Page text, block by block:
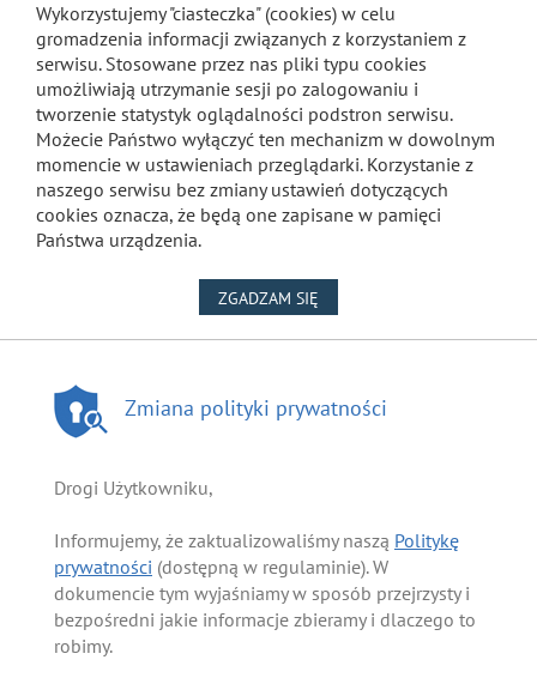
Wykorzystujemy "ciasteczka" (cookies) w celu
gromadzenia informacji związanych z korzystaniem z
serwisu. Stosowane przez nas pliki typu cookies
umożliwiają utrzymanie sesji po zalogowaniu i
tworzenie statystyk oglądalności podstron serwisu.
Możecie Państwo wyłączyć ten mechanizm w dowolnym
momencie w ustawieniach przeglądarki. Korzystanie z
naszego serwisu bez zmiany ustawień dotyczących
cookies oznacza, że będą one zapisane w pamięci
Państwa urządzenia.
ZGADZAM SIĘ
Zmiana polityki prywatności
Drogi Użytkowniku,
Informujemy, że zaktualizowaliśmy naszą Politykę
prywatności (dostępną w regulaminie). W
dokumencie tym wyjaśniamy w sposób przejrzysty i
bezpośredni jakie informacje zbieramy i dlaczego to
robimy.